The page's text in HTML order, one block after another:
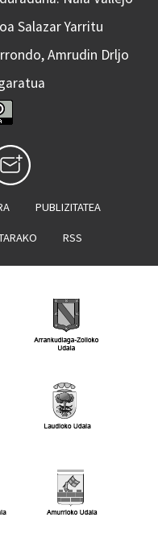
Salazar Yarritu
Amrudin Drljo
PUBLIZITATEA
RSS